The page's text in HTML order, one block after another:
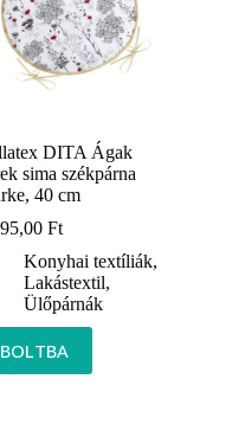
DITA Ágak
sima székpárna
40 cm
Ft
Konyhai textíliák,
Lakástextil,
Ülőpárnák
BOLTBA